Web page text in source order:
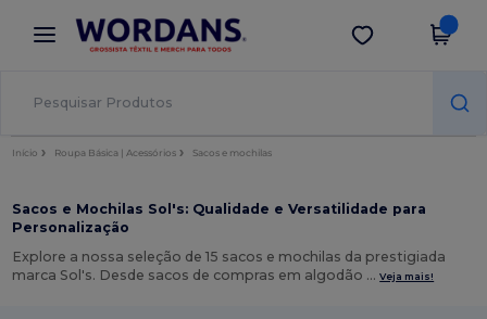
× App Wordans
Melhores preços na app!
Obter app
Início Roupa Básica | Acessórios Sacos e mochilas
Sacos e Mochilas Sol's: Qualidade e Versatilidade para
Personalização
Explore a nossa seleção de 15 sacos e mochilas da prestigiada
marca Sol's. Desde sacos de compras em algodão …Veja mais!